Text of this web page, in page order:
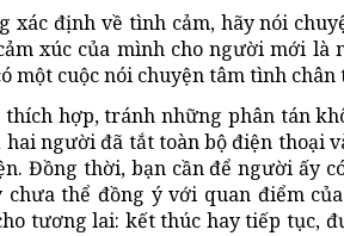
xác định về tình cảm, hãy nói
xúc của mình cho người mới là
một cuộc nói chuyện tâm tình
hợp, tránh những phân tán
hai người đã tắt toàn bộ điện thoại
Đồng thời, bạn cần để người ấy
thể đồng ý với quan điểm
tương lai: kết thúc hay tiếp tục,